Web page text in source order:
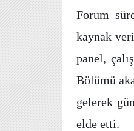
Forum
kaynak
panel,
Bölümü
gelerek
elde etti.